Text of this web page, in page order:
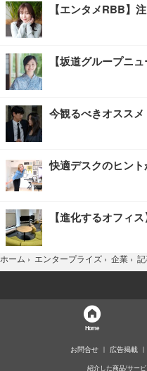
【エンタメRBB】
【坂道グループニ
今観るべきオススメ
快適デスクのヒン
【進化するオフィス
ホーム › エンタープライズ › 企業 ›
Home
お問合せ 広告掲載
紹介した商品/サービ